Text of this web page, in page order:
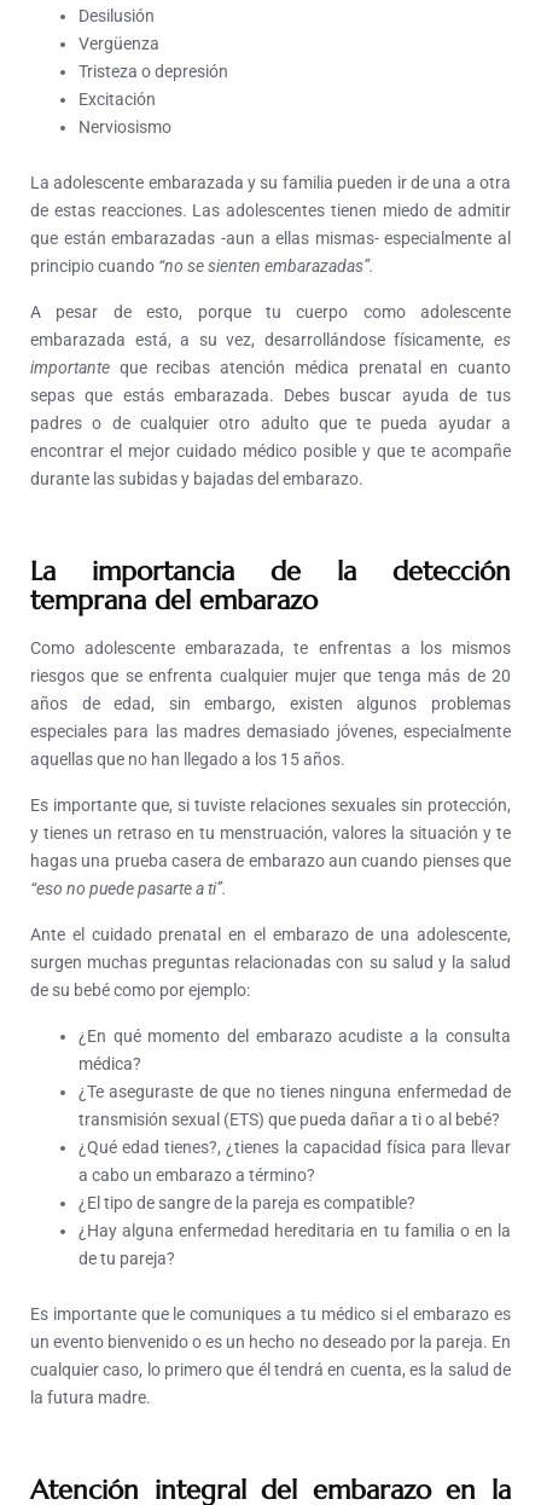
Desilusión
Vergüenza
Tristeza o depresión
Excitación
Nerviosismo
La adolescente embarazada y su familia pueden ir de una a otra
de estas reacciones. Las adolescentes tienen miedo de admitir
que están embarazadas -aun a ellas mismas- especialmente al
principio cuando “no se sienten embarazadas”.
A pesar de esto, porque tu cuerpo como adolescente
embarazada está, a su vez, desarrollándose físicamente, es
importante que recibas atención médica prenatal en cuanto
sepas que estás embarazada. Debes buscar ayuda de tus
padres o de cualquier otro adulto que te pueda ayudar a
encontrar el mejor cuidado médico posible y que te acompañe
durante las subidas y bajadas del embarazo.
La importancia de la detección
temprana del embarazo
Como adolescente embarazada, te enfrentas a los mismos
riesgos que se enfrenta cualquier mujer que tenga más de 20
años de edad, sin embargo, existen algunos problemas
especiales para las madres demasiado jóvenes, especialmente
aquellas que no han llegado a los 15 años.
Es importante que, si tuviste relaciones sexuales sin protección,
y tienes un retraso en tu menstruación, valores la situación y te
hagas una prueba casera de embarazo aun cuando pienses que
“eso no puede pasarte a ti”.
Ante el cuidado prenatal en el embarazo de una adolescente,
surgen muchas preguntas relacionadas con su salud y la salud
de su bebé como por ejemplo:
¿En qué momento del embarazo acudiste a la consulta
médica?
¿Te aseguraste de que no tienes ninguna enfermedad de
transmisión sexual (ETS) que pueda dañar a ti o al bebé?
¿Qué edad tienes?, ¿tienes la capacidad física para llevar
a cabo un embarazo a término?
¿El tipo de sangre de la pareja es compatible?
¿Hay alguna enfermedad hereditaria en tu familia o en la
de tu pareja?
Es importante que le comuniques a tu médico si el embarazo es
un evento bienvenido o es un hecho no deseado por la pareja. En
cualquier caso, lo primero que él tendrá en cuenta, es la salud de
la futura madre.
Atención integral del embarazo en la